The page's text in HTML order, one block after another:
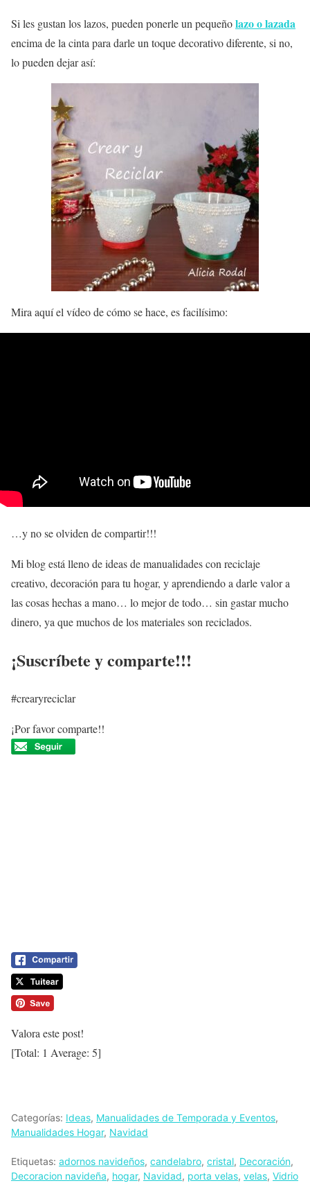
Si les gustan los lazos, pueden ponerle un pequeñolazo o lazada
encima de la cinta para darle un toque decorativo diferente, si no,
lo pueden dejar así:
Mira aquí el vídeo de cómo se hace, es facilísimo:
…y no se olviden de compartir!!!
Mi blog está lleno de ideas de manualidades con reciclaje
creativo, decoración para tu hogar, y aprendiendo a darle valor a
las cosas hechas a mano… lo mejor de todo… sin gastar mucho
dinero, ya que muchos de los materiales son reciclados.
¡Suscríbete y comparte!!!
#crearyreciclar
¡Por favor comparte!!
Valora este post!
[Total: 1 Average: 5]
Categorías: Ideas, Manualidades de Temporada y Eventos,
Manualidades Hogar, Navidad
Etiquetas: adornos navideños, candelabro, cristal, Decoración,
Decoracion navideña, hogar, Navidad, porta velas, velas, Vidrio